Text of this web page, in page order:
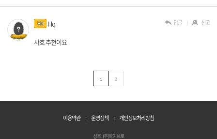
Hq
샤흐 추천이요
답글 신고
1 2
이용약관 운영정책 개인정보처리방침
상호 : (주)하이브로